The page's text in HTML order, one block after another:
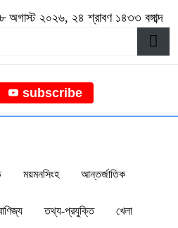
অগাস্ট ২০২৬, ২৪ শ্রাবণ ১৪৩৩ বঙ্গাব্দ
subscribe
ময়মনসিংহ আন্তর্জাতিক
তথ্য-প্রযুক্তি খেলা